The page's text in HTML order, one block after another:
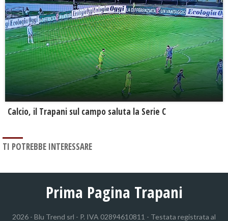
Calcio, il Trapani sul campo saluta la Serie C
TI POTREBBE INTERESSARE
Prima Pagina Trapani
2026 - Blu Trend srl - P. IVA 02894610811 - Testata registrata al